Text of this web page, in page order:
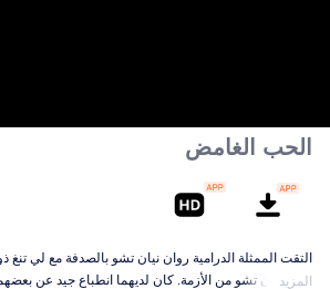
الحب الغامض
التقت الممثلة الدرامية روان نيان تشو بالصدفة مع لي
روان نيان تشو من الأزمة. كان لديهما انطباع جيد عن
المزيد